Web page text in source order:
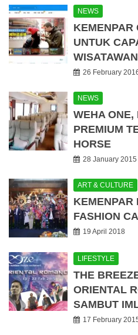
NEWS
KEMENPAR
UNTUK
26 February
NEWS
WEHA ONE,
PREMIUM
HORSE
28 January 2015
ART & CULTURE
KEMENPAR
FASHION
19 April 2018
LIFESTYLE
THE
ORIENTAL
SAMBUT
17 February